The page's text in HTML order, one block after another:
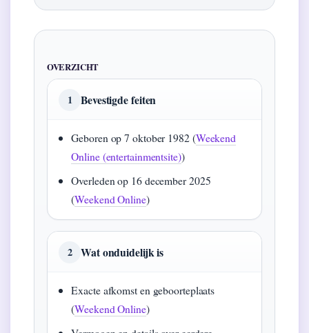
OVERZICHT
1 Bevestigde feiten
Geboren op 7 oktober 1982 (Weekend
Online (entertainmentsite))
Overleden op 16 december 2025
(Weekend Online)
2 Wat onduidelijk is
Exacte afkomst en geboorteplaats
(Weekend Online)